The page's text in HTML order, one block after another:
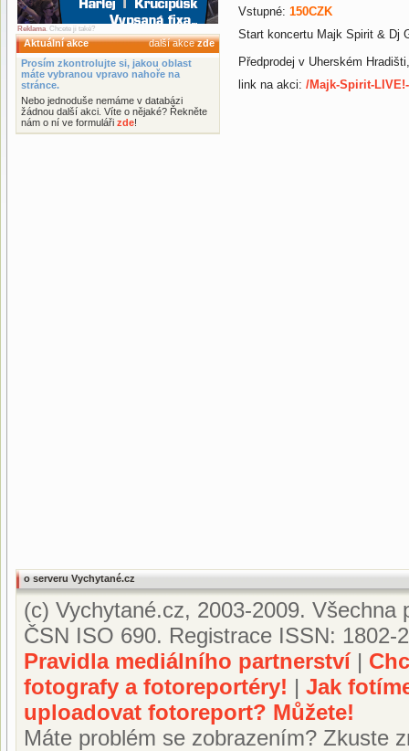
Reklama. Chcete ji také?
Aktuální akce další akcezde
Prosím zkontrolujte si, jakou oblast
máte vybranou vpravo nahoře na
stránce.
Nebo jednoduše nemáme v databázi
žádnou další akci. Víte o nějaké? Řekněte
nám o ní ve formuláři zde!
Vstupné: 150CZK
Start koncertu Majk Spirit & Dj
Předprodej v Uherském
link na akci: /Majk-Spirit-
o serveru Vychytané.cz
(c) Vychytané.cz, 2003-2009.
ČSN ISO 690. Registrace ISSN: 1802-
Pravidla mediálního partnerství|
fotografy a fotoreportéry! | Jak
uploadovat fotoreport? Můžete!
Máte problém se zobrazením? Zkuste